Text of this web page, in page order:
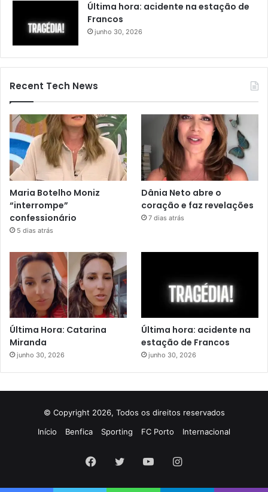
Última hora: acidente na estação de
Francos
junho 30, 2026
Recent Tech News
Maria Botelho Moniz
“interrompe”
confessionário
5 dias atrás
Dânia Neto abre o
coração e faz revelações
7 dias atrás
Última Hora: Catarina
Miranda
junho 30, 2026
Última hora: acidente na
estação de Francos
junho 30, 2026
© Copyright 2026, Todos os direitos reservados
Início
Benfica Sporting FC Porto Internacional
Facebook
TwitterYouTubeInstagram